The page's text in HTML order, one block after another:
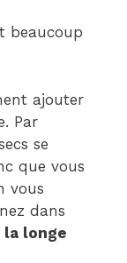
beaucoup
ajouter
Par
se
que vous
vous
dans
la longe